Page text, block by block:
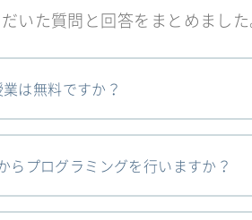
いた質問と回答をまとめまし
は無料ですか？
らプログラミングを行いますか？